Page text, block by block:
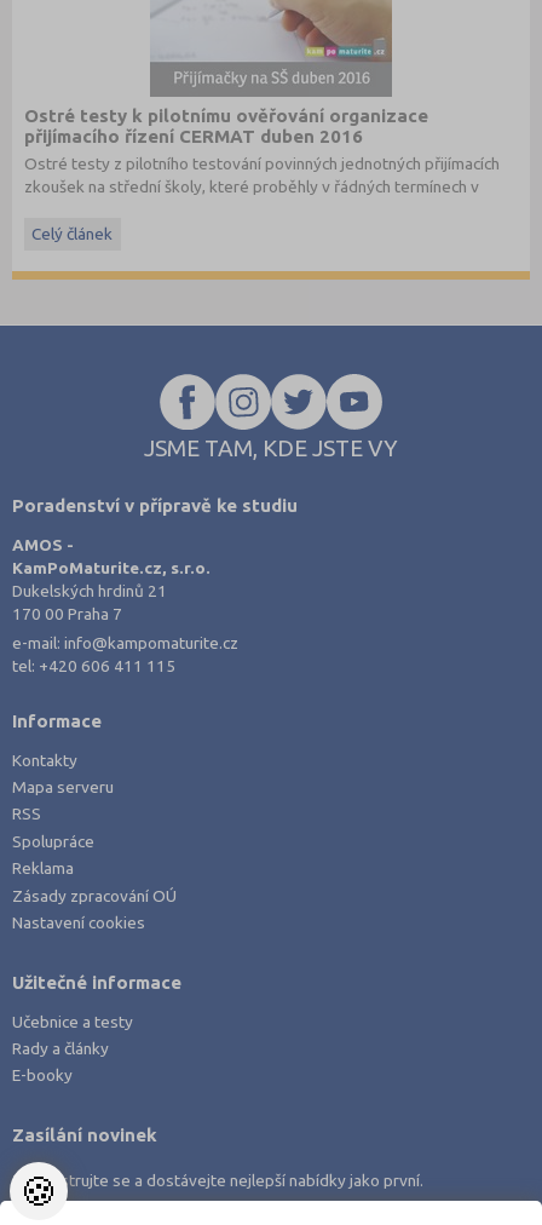
Ostré testy k pilotnímu ověřování organizace
přijímacího řízení CERMAT duben 2016
Ostré testy z pilotního testování povinných jednotných přijímacích
zkoušek na střední školy, které proběhly v řádných termínech v
Stáhněte si ostré i ilustrační testy
Celý článek
JSME TAM, KDE JSTE VY
Poradenství v přípravě ke studiu
AMOS -
KamPoMaturite.cz, s.r.o.
Dukelských hrdinů 21
170 00 Praha 7
e-mail:info@kampomaturite.cz
tel: +420 606 411 115
Informace
Kontakty
Mapa serveru
RSS
Spolupráce
Reklama
Zásady zpracování OÚ
Nastavení cookies
Užitečné informace
Učebnice a testy
Rady a články
E-booky
Zasílání novinek
Zaregistrujte se a dostávejte nejlepší nabídky jako první.
🍪